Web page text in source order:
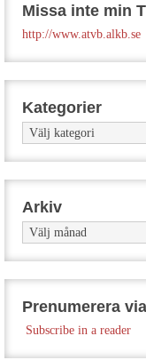
Missa inte min
http://www.atvb.alkb.se
Kategorier
Kategorier
Arkiv
Arkiv
Prenumerera
Subscribe in a reader